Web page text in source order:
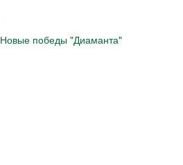
Новые победы "Диаманта"